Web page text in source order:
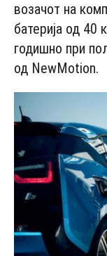
возачот на
батерија од 40
годишно при
од NewMotion.